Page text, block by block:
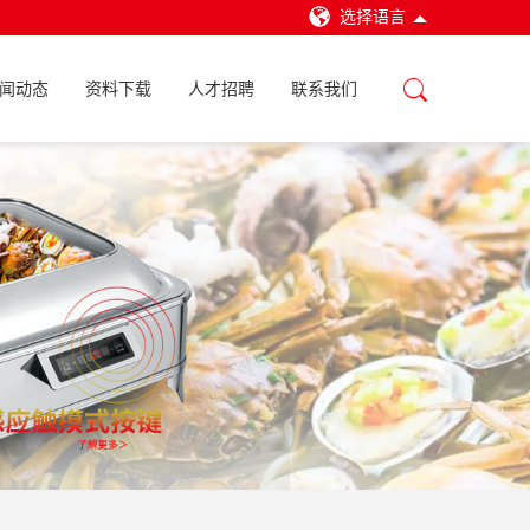
选择语言
动态 资料下载 人才招聘 联系我们